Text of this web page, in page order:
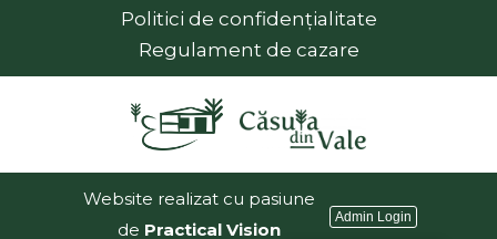
Politici de confidențialitate
Regulament de cazare
Website realizat cu pasiune
de Practical Vision
Admin Login